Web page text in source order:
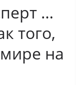
…
того,
на